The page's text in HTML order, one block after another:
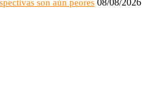
son aún peores